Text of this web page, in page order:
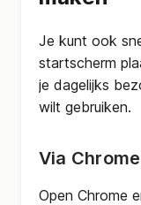
Je kunt ook
startscherm
je dagelijks
wilt gebruiken.
Via Chrome
Open Chrome